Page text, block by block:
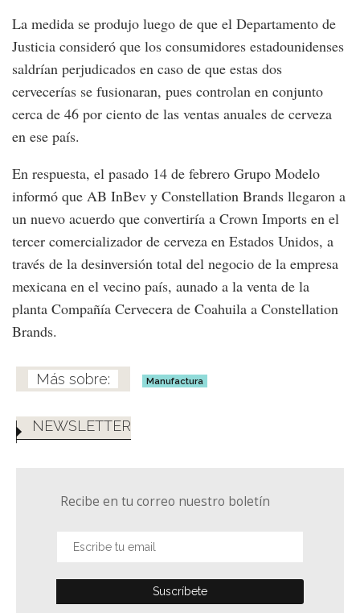
La medida se produjo luego de que el Departamento de
Justicia consideró que los consumidores estadounidenses
saldrían perjudicados en caso de que estas dos
cervecerías se fusionaran, pues controlan en conjunto
cerca de 46 por ciento de las ventas anuales de cerveza
en ese país.
En respuesta, el pasado 14 de febrero Grupo Modelo
informó que AB InBev y Constellation Brands llegaron a
un nuevo acuerdo que convertiría a Crown Imports en el
tercer comercializador de cerveza en Estados Unidos, a
través de la desinversión total del negocio de la empresa
mexicana en el vecino país, aunado a la venta de la
planta Compañía Cervecera de Coahuila a Constellation
Brands.
Manufactura
NEWSLETTER
Recibe en tu correo nuestro boletín